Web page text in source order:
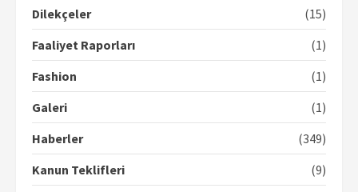
Dilekçeler
(15)
Faaliyet Raporları
(1)
Fashion
(1)
Galeri
(1)
Haberler
(349)
Kanun Teklifleri
(9)